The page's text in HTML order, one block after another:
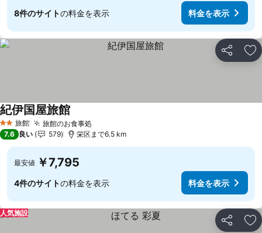
8件のサイトの料金を表示 料金を表示
シェア お
2 ホテルのランク
旅館 旅館のお食事処
紀伊国屋旅館
7.6 良い 579 栄区まで6.5 km
最安値 ￥7,795
4件のサイトの料金を表示 料金を表示
シェア お
人気施設